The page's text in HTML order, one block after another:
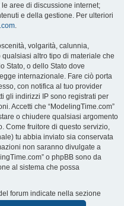
aree di discussione internet;
e della gestione. Per ulteriori
.
volgarità, calunnia,
altro tipo di materiale che
Stato, o dello Stato dove
internazionale. Fare ciò porta
con notifica al tuo provider
gli indirizzi IP sono registrati per
Accetti che “ModelingTime.com”
o chiudere qualsiasi argomento
Come fruitore di questo servizio,
tu abbia inviato sia conservata
non saranno divulgate a
o phpBB sono da
al sistema che possa
forum indicate nella sezione